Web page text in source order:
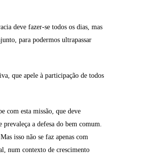
deve fazer-se todos os dias, mas
para podermos ultrapassar
que apele à participação de todos
com esta missão, que deve
a defesa do bem comum.
isso não se faz apenas com
num contexto de crescimento